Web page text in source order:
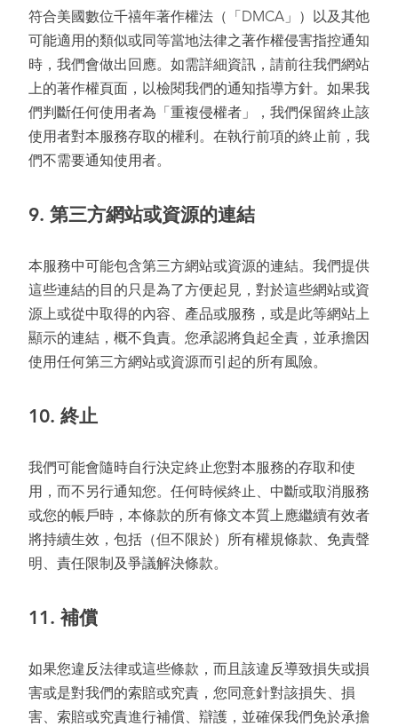
符合美國數位千禧年著作權法（「DMCA」）以及其他
可能適用的類似或同等當地法律之著作權侵害指控通知
時，我們會做出回應。如需詳細資訊，請前往我們網站
上的著作權頁面，以檢閱我們的通知指導方針。如果我
們判斷任何使用者為「重複侵權者」，我們保留終止該
使用者對本服務存取的權利。在執行前項的終止前，我
們不需要通知使用者。
9. 第三方網站或資源的連結
本服務中可能包含第三方網站或資源的連結。我們提供
這些連結的目的只是為了方便起見，對於這些網站或資
源上或從中取得的內容、產品或服務，或是此等網站上
顯示的連結，概不負責。您承認將負起全責，並承擔因
使用任何第三方網站或資源而引起的所有風險。
10. 終止
我們可能會隨時自行決定終止您對本服務的存取和使
用，而不另行通知您。任何時候終止、中斷或取消服務
或您的帳戶時，本條款的所有條文本質上應繼續有效者
將持續生效，包括（但不限於）所有權規條款、免責聲
明、責任限制及爭議解決條款。
11. 補償
如果您違反法律或這些條款，而且該違反導致損失或損
害或是對我們的索賠或究責，您同意針對該損失、損
害、索賠或究責進行補償、辯護，並確保我們免於承擔